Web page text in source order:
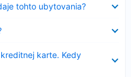
tohto ubytovania?
karte. Kedy